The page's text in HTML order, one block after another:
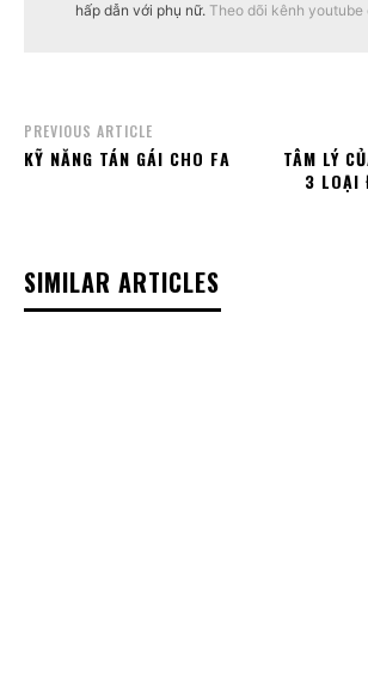
hấp dẫn với phụ nữ. Theo dõi kênh youtube
PREVIOUS ARTICLE
KỸ NĂNG TÁN GÁI CHO FA
TÂM LÝ
3 LOẠI
SIMILAR ARTICLES